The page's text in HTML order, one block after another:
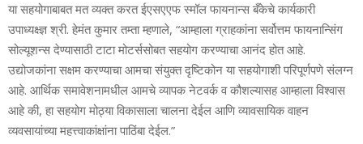
या सहयोगाबाबत मत व्‍यक्‍त करत ईएसएएफ स्‍मॉल फायनान्‍स बँकेचे कार्यकारी
उपाध्‍यक्ष्‍ज्ञ श्री. हेमंत कुमार तम्‍ता म्‍हणाले, “आम्‍हाला ग्राहकांना सर्वोत्तम फायनान्सिंग
सोल्‍यूशन्‍स देण्‍यासाठी टाटा मोटर्ससोबत सहयोग करण्‍याचा आनंद होत आहे.
उद्योजकांना सक्षम करण्‍याचा आमचा संयुक्‍त दृष्टिकोन या सहयोगाशी परिपूर्णपणे संलग्‍न
आहे. आर्थिक समावेशनामधील आमचे व्‍यापक नेटवर्क व कौशल्‍यासह आम्‍हाला विश्‍वास
आहे की, हा सहयोग मोठ्या विकासाला चालना देईल आणि व्‍यावसायिक वाहन
व्‍यवसायांच्‍या महत्त्वाकांक्षांना पाठिंबा देईल.”